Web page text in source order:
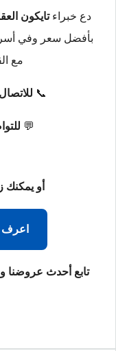
دع خبراءتايكون
بأفضل سعر وفي
مع
📞
💬
أو يمكنك
اعرف
تابع أحدث عروضنا